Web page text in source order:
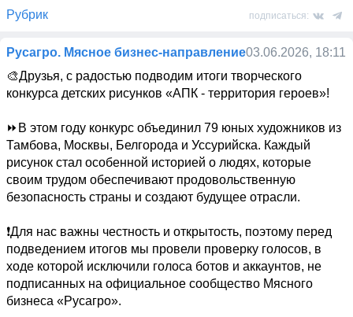
Рубрик подписаться:
Русагро. Мясное бизнес-направление03.06.2026, 18:11
🎨Друзья, с радостью подводим итоги творческого
конкурса детских рисунков «АПК - территория героев»!
⏩️В этом году конкурс объединил 79 юных художников из
Тамбова, Москвы, Белгорода и Уссурийска. Каждый
рисунок стал особенной историей о людях, которые
своим трудом обеспечивают продовольственную
безопасность страны и создают будущее отрасли.
❗️Для нас важны честность и открытость, поэтому перед
подведением итогов мы провели проверку голосов, в
ходе которой исключили голоса ботов и аккаунтов, не
подписанных на официальное сообщество Мясного
бизнеса «Русагро».